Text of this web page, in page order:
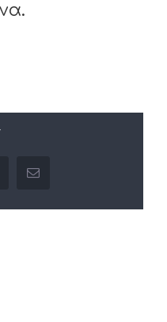
αγώνα.
pinterestEmail